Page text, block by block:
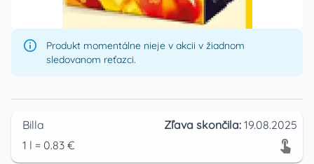
Produkt momentálne nieje v akcii v žiadnom
sledovanom reťazci.
Billa Zľava skončila: 19.08.2025
1 l = 0.83 €